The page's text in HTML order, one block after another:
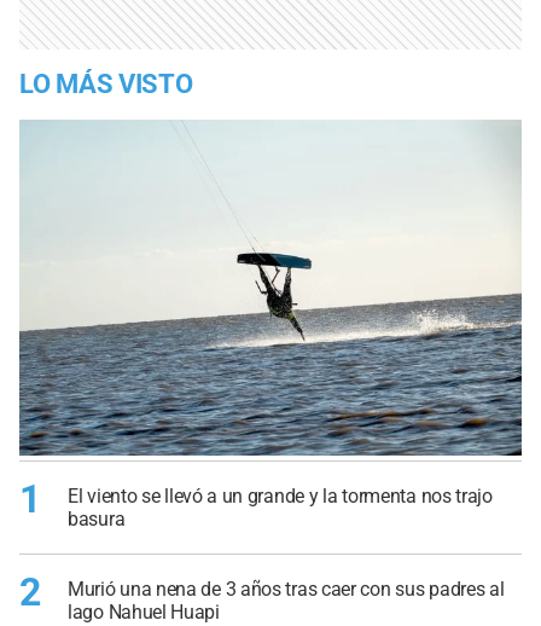
LO MÁS VISTO
1
El viento se llevó a un grande y la tormenta nos trajo
basura
2
Murió una nena de 3 años tras caer con sus padres al
lago Nahuel Huapi